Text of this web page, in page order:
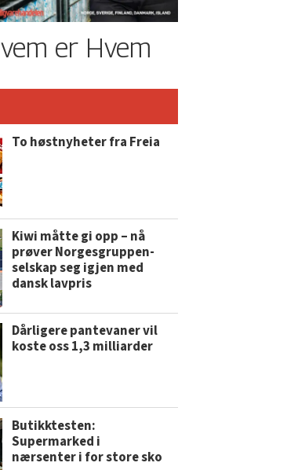
er Hvem
To høstnyheter fra Freia
Kiwi måtte gi opp – nå
prøver Norgesgruppen-
selskap seg igjen med
dansk lavpris
Dårligere pantevaner vil
koste oss 1,3 milliarder
Butikktesten:
Supermarked i
nærsenter i for store sko